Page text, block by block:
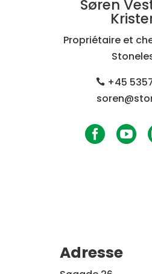
Søren
Propriétaire et
+45
 
Adresse